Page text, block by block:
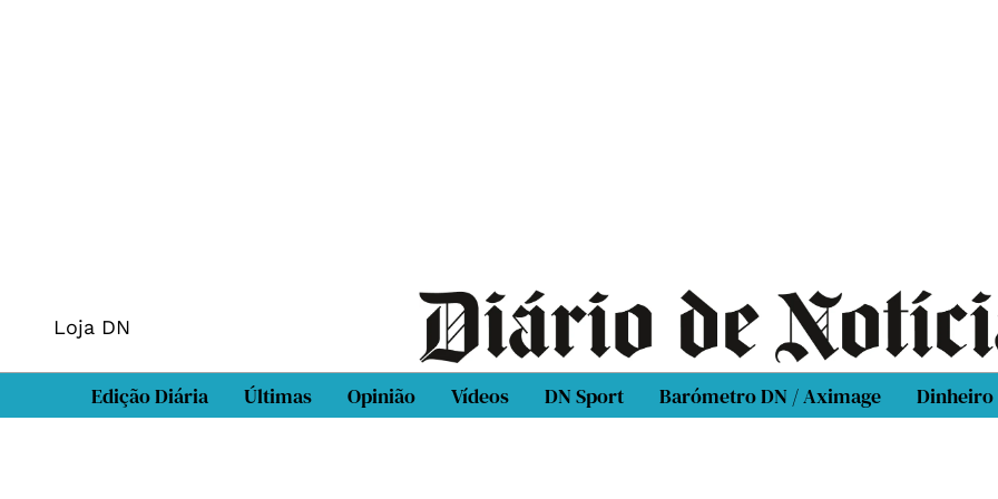
Loja DN
Edição Diária Últimas Opinião Vídeos DN Sport Barómetro DN / Aximage Dinheiro